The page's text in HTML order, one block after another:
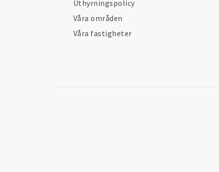
Uthyrningspolicy
Våra områden
Våra fastigheter